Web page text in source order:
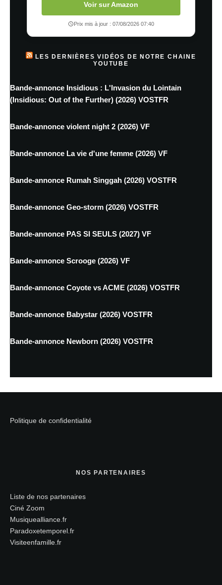
Voir sur Amazon
Prix mis à jour : 07/08/2026 07:40
LES DERNIÈRES VIDÉOS DE NOTRE CHAINE
YOUTUBE
Bande-annonce Insidious : L'Invasion du Lointain
(Insidious: Out of the Further) (2026) VOSTFR
Bande-annonce violent night 2 (2026) VF
Bande-annonce La vie d'une femme (2026) VF
Bande-annonce Rumah Singgah (2026) VOSTFR
Bande-annonce Geo-storm (2026) VOSTFR
Bande-annonce PAS SI SEULS (2027) VF
Bande-annonce Scrooge (2026) VF
Bande-annonce Coyote vs ACME (2026) VOSTFR
Bande-annonce Babystar (2026) VOSTFR
Bande-annonce Newborn (2026) VOSTFR
Politique de confidentialité
NOS PARTENAIRES
Liste de nos partenaires
Ciné Zoom
Musiquealliance.fr
Paradoxetemporel.fr
Visiteenfamille.fr